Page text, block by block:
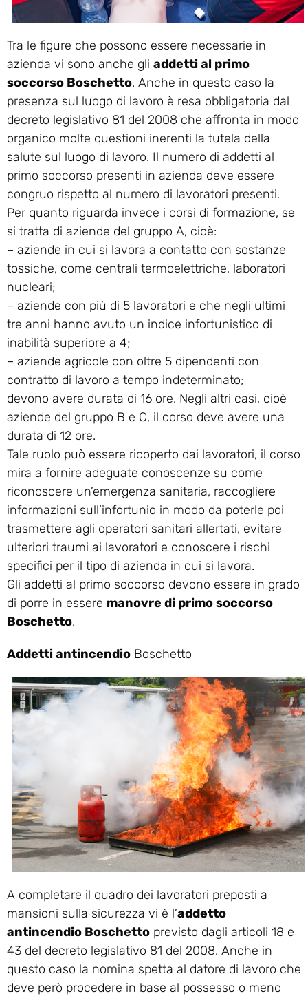
Tra le figure che possono essere necessarie in
azienda vi sono anche gli addetti al primo
soccorso Boschetto. Anche in questo caso la
presenza sul luogo di lavoro è resa obbligatoria dal
decreto legislativo 81 del 2008 che affronta in modo
organico molte questioni inerenti la tutela della
salute sul luogo di lavoro. Il numero di addetti al
primo soccorso presenti in azienda deve essere
congruo rispetto al numero di lavoratori presenti.
Per quanto riguarda invece i corsi di formazione, se
si tratta di aziende del gruppo A, cioè:
– aziende in cui si lavora a contatto con sostanze
tossiche, come centrali termoelettriche, laboratori
nucleari;
– aziende con più di 5 lavoratori e che negli ultimi
tre anni hanno avuto un indice infortunistico di
inabilità superiore a 4;
– aziende agricole con oltre 5 dipendenti con
contratto di lavoro a tempo indeterminato;
devono avere durata di 16 ore. Negli altri casi, cioè
aziende del gruppo B e C, il corso deve avere una
durata di 12 ore.
Tale ruolo può essere ricoperto dai lavoratori, il corso
mira a fornire adeguate conoscenze su come
riconoscere un’emergenza sanitaria, raccogliere
informazioni sull’infortunio in modo da poterle poi
trasmettere agli operatori sanitari allertati, evitare
ulteriori traumi ai lavoratori e conoscere i rischi
specifici per il tipo di azienda in cui si lavora.
Gli addetti al primo soccorso devono essere in grado
di porre in essere manovre di primo soccorso
Boschetto.
Addetti antincendio Boschetto
A completare il quadro dei lavoratori preposti a
mansioni sulla sicurezza vi è l’addetto
antincendio Boschetto previsto dagli articoli 18 e
43 del decreto legislativo 81 del 2008. Anche in
questo caso la nomina spetta al datore di lavoro che
deve però procedere in base al possesso o meno